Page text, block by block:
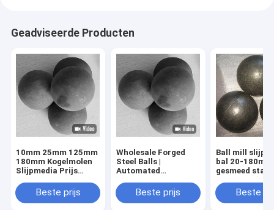
Geadviseerde Producten
10mm 25mm 125mm
180mm Kogelmolen
Slijpmedia Prijs
Slijpbal voor mijn- en
cementcentrale
Beste prijs
Wholesale Forged
Steel Balls |
Automated
Certified | Global
Delivery
Beste prijs
Ball mill
bal 20-180mm
gesmeed
Slijp cement
Beste